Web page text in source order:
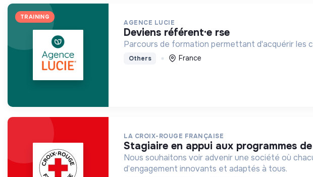
TRAINING
AGENCE LUCIE
deviens référent·e rse
Parcours de formation permettant d'acquérir les
Others France
LA CROIX-ROUGE FRANÇAISE
stagiaire en appui aux programmes
Nous souhaitons voir advenir une société où
d’engagement innovants et adaptés à tous.